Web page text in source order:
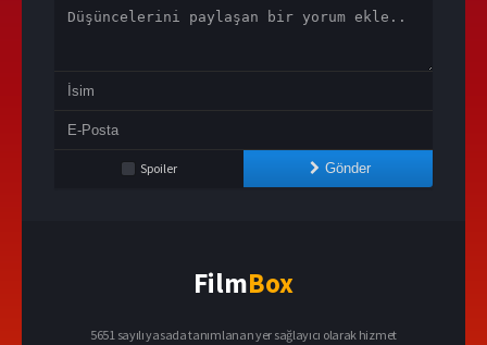
Spoiler Gönder
FilmBox
5651 sayılı yasada tanımlanan yer sağlayıcı olarak hizmet